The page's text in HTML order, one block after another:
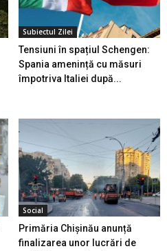
Subiectul Zilei
Tensiuni în spațiul Schengen:
Spania amenință cu măsuri
împotriva Italiei după...
Social
Primăria Chișinău anunță
finalizarea unor lucrări de